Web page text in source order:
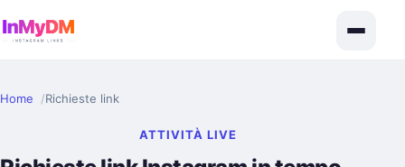
Home Richieste link
ATTIVITÀ LIVE